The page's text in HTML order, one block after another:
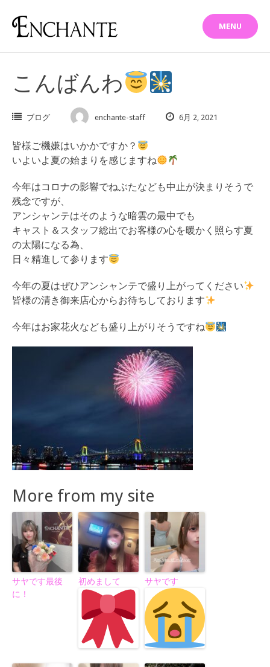
content
MENU
こんばんわ
ブログ enchante-staff 6月 2, 2021
皆様ご機嫌はいかかですか？
いよいよ夏の始まりを感じますね
今年はコロナの影響でねぶたなども中止が決まりそうで
残念ですが、
アンシャンテはそのような暗雲の最中でも
キャスト＆スタッフ総出でお客様の心を暖かく照らす夏
の太陽になる為、
日々精進して参ります
今年の夏はぜひアンシャンテで盛り上がってください
皆様の清き御来店心からお待ちしております
今年はお家花火なども盛り上がりそうですね
More from my site
サヤです最後
に！
初めまして サヤです